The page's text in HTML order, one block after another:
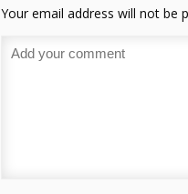
Your email address will not be